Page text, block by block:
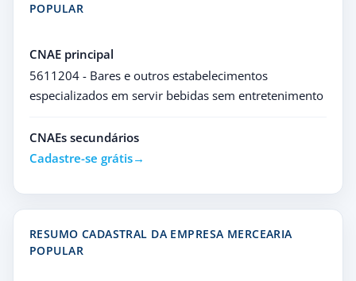
POPULAR
CNAE principal
5611204 - Bares e outros estabelecimentos
especializados em servir bebidas sem entretenimento
CNAEs secundários
Cadastre-se grátis
RESUMO CADASTRAL DA EMPRESA MERCEARIA
POPULAR